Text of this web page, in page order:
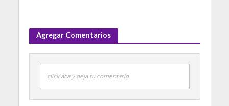
Agregar Comentarios
click aca y deja tu comentario